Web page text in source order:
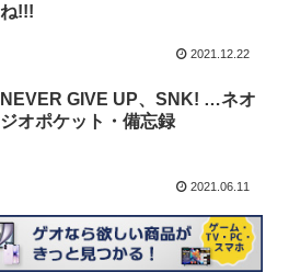
ね!!!
2021.12.22
NEVER GIVE UP、SNK! …ネオ
ジオポケット・備忘録
2021.06.11